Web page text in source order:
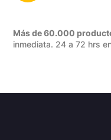
Más de 60.000
inmediata. 24 a 72 hrs